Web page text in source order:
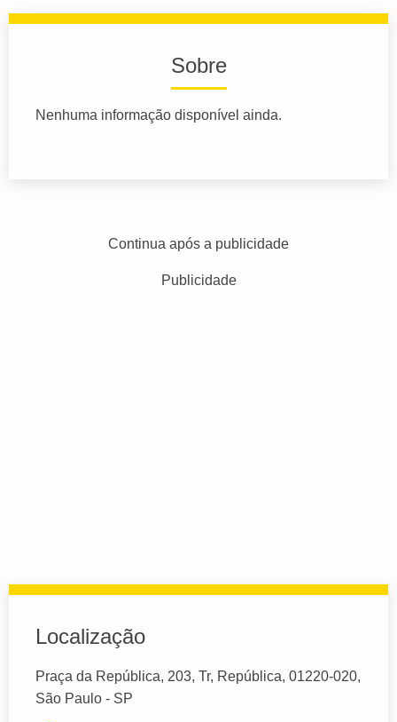
Sobre
Nenhuma informação disponível ainda.
Continua após a publicidade
Publicidade
Localização
Praça da República, 203, Tr, República, 01220-020,
São Paulo - SP